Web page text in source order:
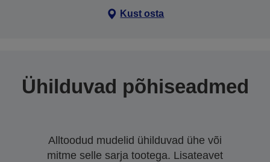
Kust osta
Ühilduvad põhiseadmed
Alltoodud mudelid ühilduvad ühe või
mitme selle sarja tootega. Lisateavet